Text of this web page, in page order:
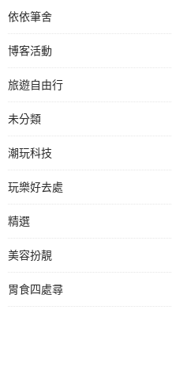
依依筆舍
博客活動
旅遊自由行
未分類
潮玩科技
玩樂好去處
精選
美容扮靚
胃食四處尋